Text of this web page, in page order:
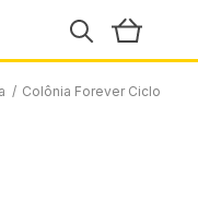
/ Colônia Forever Ciclo